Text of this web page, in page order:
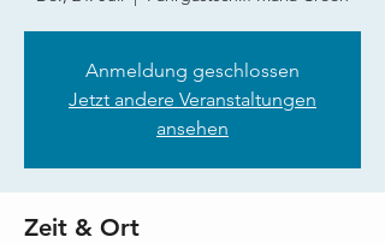
Anmeldung geschlossen
Jetzt andere Veranstaltungen
ansehen
Zeit & Ort